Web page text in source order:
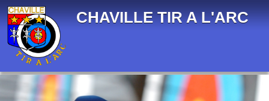
CHAVILLE TIR A L'ARC
Panneau de gestion des cookies